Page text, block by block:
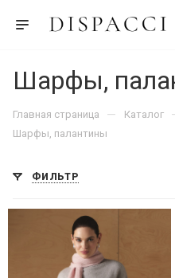
Шарфы,
Главная страница — Каталог
Шарфы, палантины
ФИЛЬТР